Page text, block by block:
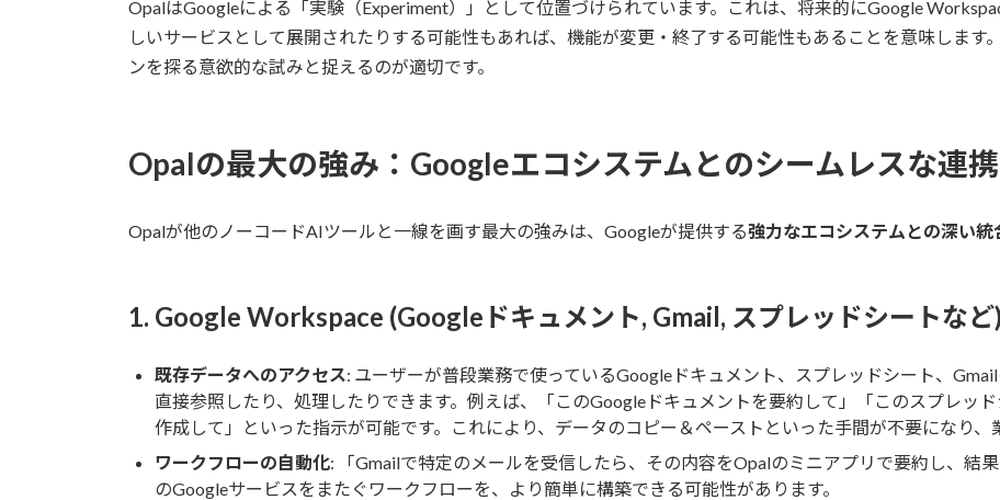
OpalはGoogleによる「実験（Experiment）」として位置づけられています。これは、将来的にGoogle
しいサービスとして展開されたりする可能性もあれば、機能が変更・終了する可能性もあることを意味します
ンを探る意欲的な試みと捉えるのが適切です。
Opalの最大の強み：Googleエコシステムとのシームレスな連携
Opalが他のノーコードAIツールと一線を画す最大の強みは、Googleが提供する強力なエコシステムとの深い統
1. Google Workspace (Googleドキュメント, Gmail, スプレッドシートな
既存データへのアクセス: ユーザーが普段業務で使っているGoogleドキュメント、スプレッドシート、
直接参照したり、処理したりできます。例えば、「このGoogleドキュメントを要約して」「このスプレッ
作成して」といった指示が可能です。これにより、データのコピー＆ペーストといった手間が不要になり、
ワークフローの自動化: 「Gmailで特定のメールを受信したら、その内容をOpalのミニアプリで要約し、結
のGoogleサービスをまたぐワークフローを、より簡単に構築できる可能性があります。